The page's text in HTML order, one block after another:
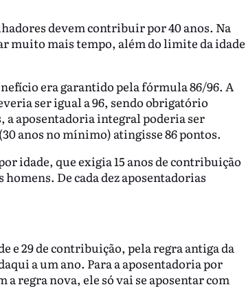
devem contribuir por 40 anos. Na
muito mais tempo, além do limite da idade
era garantido pela fórmula 86/96. A
ser igual a 96, sendo obrigatório
a aposentadoria integral poderia ser
anos no mínimo) atingisse 86 pontos.
idade, que exigia 15 anos de contribuição
De cada dez aposentadorias
e 29 de contribuição, pela regra antiga da
a um ano. Para a aposentadoria por
regra nova, ele só vai se aposentar com